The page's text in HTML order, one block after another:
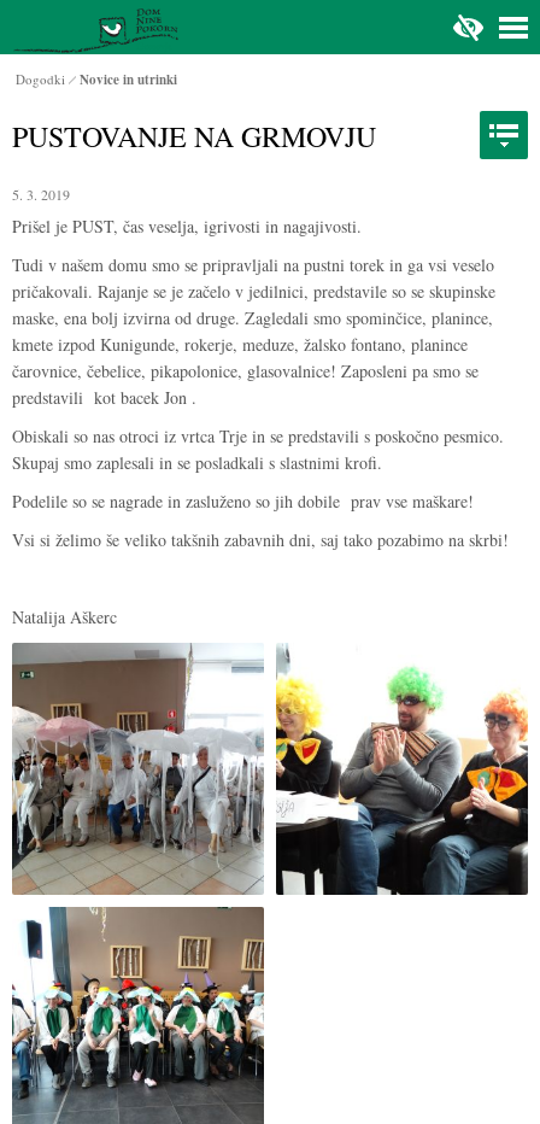
Dogodki Novice in utrinki
PUSTOVANJE NA GRMOVJU
5. 3. 2019
Prišel je PUST, čas veselja, igrivosti in nagajivosti.
Tudi v našem domu smo se pripravljali na pustni torek in ga vsi veselo
pričakovali. Rajanje se je začelo v jedilnici, predstavile so se skupinske
maske, ena bolj izvirna od druge. Zagledali smo spominčice, planince,
kmete izpod Kunigunde, rokerje, meduze, žalsko fontano, planince
čarovnice, čebelice, pikapolonice, glasovalnice! Zaposleni pa smo se
predstavili kot bacek Jon .
Obiskali so nas otroci iz vrtca Trje in se predstavili s poskočno pesmico.
Skupaj smo zaplesali in se posladkali s slastnimi krofi.
Podelile so se nagrade in zasluženo so jih dobile prav vse maškare!
Vsi si želimo še veliko takšnih zabavnih dni, saj tako pozabimo na skrbi!
Natalija Aškerc